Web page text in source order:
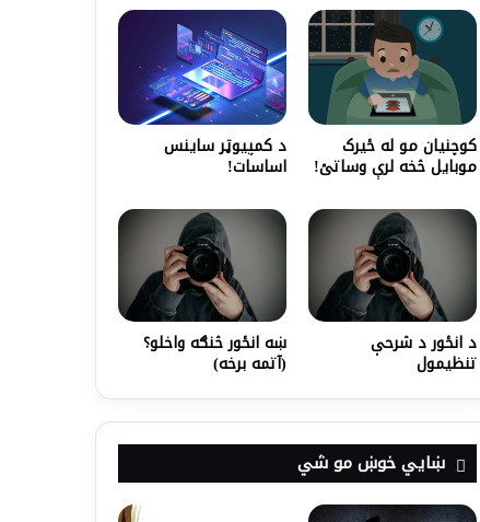
کوچنیان مو له ځیرک
موبایل څخه لرې وساتئ!
د کمپیوټر ساینس
اساسات!
د انځور د شرحې
تنظيمول
ښه انځور څنګه واخلو؟
(آتمه برخه)
ښايي خوښ مو شي